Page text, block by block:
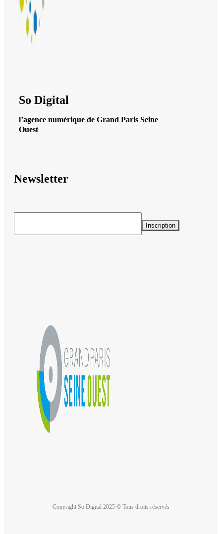
So Digital
l’agence numérique de Grand Paris Seine
Ouest
Newsletter
Copyright So Digital 2025 © Tous droits réservés